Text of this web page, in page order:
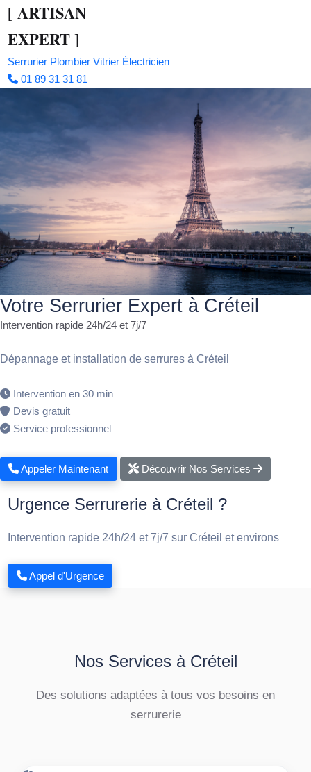
[ ARTISAN
EXPERT]
Serrurier Plombier Vitrier Électricien
01 89 31 31 81
Votre Serrurier Expert à Créteil
Intervention rapide 24h/24 et 7j/7
Dépannage et installation de serrures à Créteil
Intervention en 30 min
Devis gratuit
Service professionnel
Appeler Maintenant Découvrir Nos Services
Urgence Serrurerie à Créteil ?
Intervention rapide 24h/24 et 7j/7 sur Créteil et environs
Appel d'Urgence
Nos Services à Créteil
Des solutions adaptées à tous vos besoins en
serrurerie